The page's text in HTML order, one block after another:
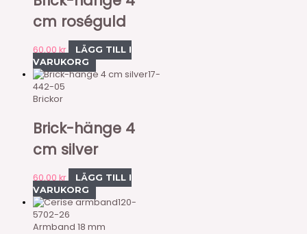
cm roséguld
60,00kr
LÄGG TILL I
VARUKORG
17-
442-05
Brickor
Brick-hänge 4
cm silver
60,00 kr
LÄGG TILL I
VARUKORG
120-
5702-26
Armband 18 mm